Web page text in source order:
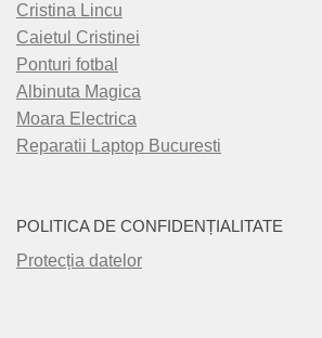
Cristina Lincu
Caietul Cristinei
Ponturi fotbal
Albinuta Magica
Moara Electrica
Reparatii Laptop Bucuresti
POLITICA DE CONFIDENȚIALITATE
Protecția datelor